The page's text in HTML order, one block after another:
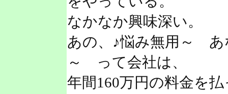
なかなか興味深い。
あの、♪悩み無用～ あ
～ って会社は、
年間160万円の料金を